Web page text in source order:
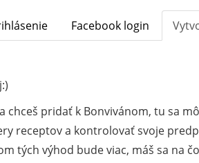
Facebook login
chceš pridať k Bonvivánom, tu sa
receptov a kontrolovať svoje
tých výhod bude viac, máš sa na